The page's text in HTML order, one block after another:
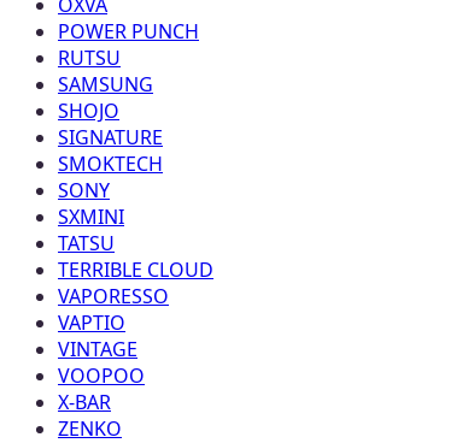
POWER PUNCH
RUTSU
SAMSUNG
SHOJO
SIGNATURE
SMOKTECH
SONY
SXMINI
TATSU
TERRIBLE CLOUD
VAPORESSO
VAPTIO
VINTAGE
VOOPOO
X-BAR
ZENKO